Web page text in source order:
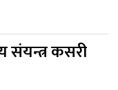
संयन्त्र कसरी